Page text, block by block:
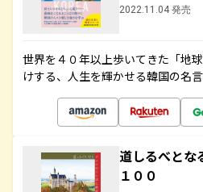
2022.11.04 発売
世界を４０年以上歩いてきた「地
けする、人生を輝かせる韓国の名
道しるべとな
１００